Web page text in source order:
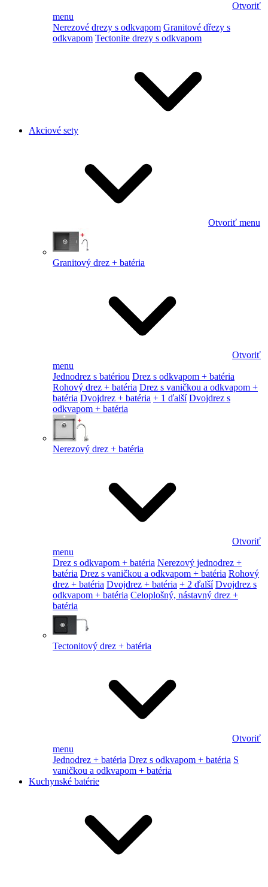
Otvoriť
menu
Nerezové drezy s odkvapom Granitové dřezy s
odkvapom Tectonite drezy s odkvapom
Akciové sety
Otvoriť menu
Granitový drez + batéria
Otvoriť
menu
Jednodrez s batériou Drez s odkvapom + batéria
Rohový drez + batéria Drez s vaničkou a odkvapom +
batéria Dvojdrez + batéria + 1 ďalší Dvojdrez s
odkvapom + batéria
Nerezový drez + batéria
Otvoriť
menu
Drez s odkvapom + batéria Nerezový jednodrez +
batéria Drez s vaničkou a odkvapom + batéria Rohový
drez + batéria Dvojdrez + batéria + 2 ďalší Dvojdrez s
odkvapom + batéria Celoplošný, nástavný drez +
batéria
Tectonitový drez + batéria
Otvoriť
menu
Jednodrez + batéria Drez s odkvapom + batéria S
vaničkou a odkvapom + batéria
Kuchynské batérie